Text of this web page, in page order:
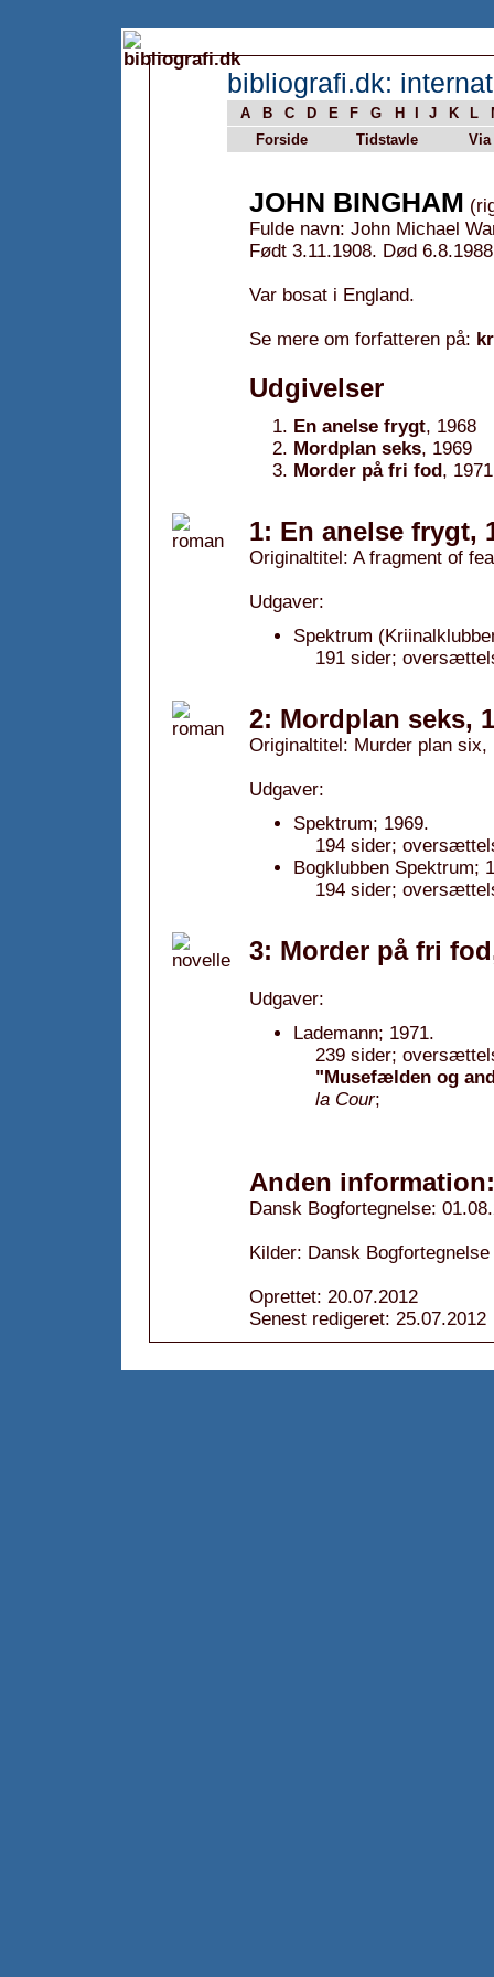
bibliografi.dk:
A B C D E F G H J K L
Forside
Tidstavle Via
JOHN BINGHAM
Fulde navn: John Michael
Født 3.11.1908. Død
Var bosat i England.
Se mere om forfatteren på:
Udgivelser
En anelse frygt, 1968
Mordplan seks, 1969
Morder på fri fod, 1971
1: En anelse frygt,
Originaltitel: A fragment of
Udgaver:
Spektrum
191 sider;
2: Mordplan seks,
Originaltitel: Murder plan six,
Udgaver:
Spektrum; 1969.
194 sider;
Bogklubben Spektrum;
194 sider;
3: Morder på fri
Udgaver:
Lademann; 1971.
239 sider;
"Musefælden og
la Cour;
Anden information:
Dansk Bogfortegnelse:
Kilder: Dansk Bogfortegnelse
Oprettet: 20.07.2012
Senest redigeret: 25.07.2012